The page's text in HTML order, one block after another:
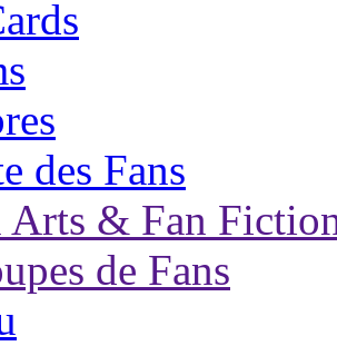
des Fans
Arts & Fan
de Fans